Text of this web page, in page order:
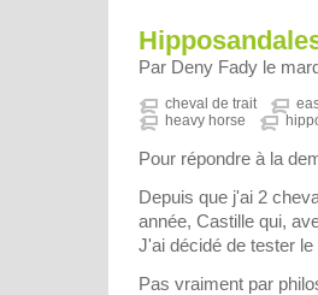
Par Deny Fady le
cheval de trait
heavy horse
Pour répondre à la
Depuis que j'ai 2
année, Castille qui,
J'ai décidé de tester le
Pas vraiment par